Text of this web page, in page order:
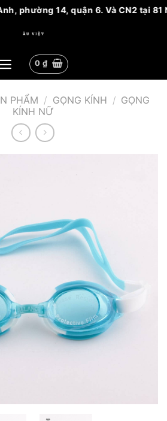
14, quận 6. Và CN2 tại 81
0 ₫
PHẨM / GỌNG KÍNH / GỌNG
KÍNH NỮ